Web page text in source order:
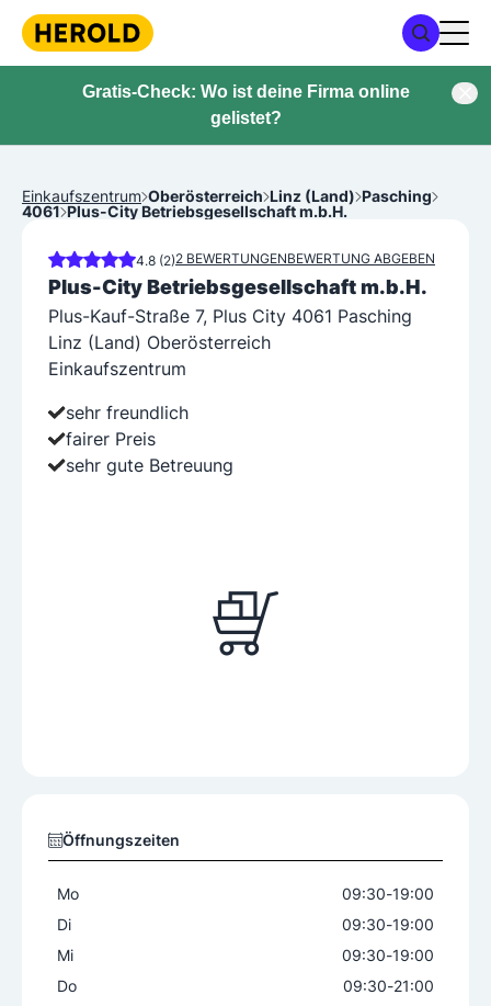
Gratis-Check: Wo ist deine Firma online
gelistet?
Einkaufszentrum Oberösterreich Linz (Land) Pasching
4061 Plus-City Betriebsgesellschaft m.b.H.
4.8 (2)2 BEWERTUNGENBEWERTUNG ABGEBEN
Plus-City Betriebsgesellschaft m.b.H.
Plus-Kauf-Straße 7, Plus City 4061 Pasching
Linz (Land) Oberösterreich
Einkaufszentrum
sehr freundlich
fairer Preis
sehr gute Betreuung
Öffnungszeiten
Mo 09:30-19:00
Di
09:30-19:00
Mi
09:30-19:00
Do
09:30-21:00